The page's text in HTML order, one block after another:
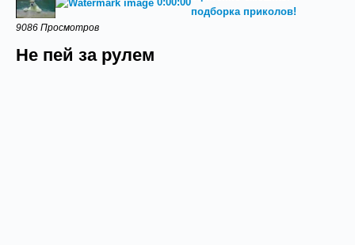
подборка приколов!
9086 Просмотров
Не пей за рулем